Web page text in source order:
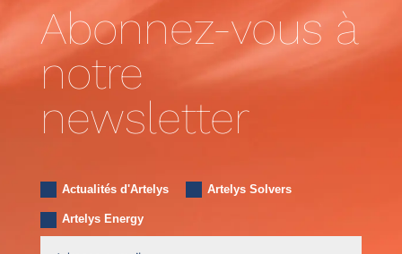
Abonnez-vous à
notre
newsletter
Actualités d'Artelys Artelys Solvers
Artelys Energy